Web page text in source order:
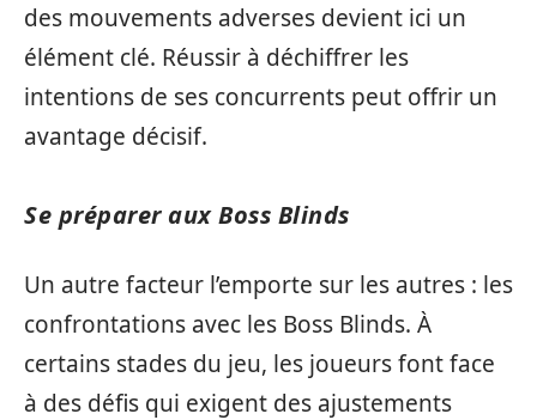
des mouvements adverses devient ici un
élément clé. Réussir à déchiffrer les
intentions de ses concurrents peut offrir un
avantage décisif.
Se préparer aux Boss Blinds
Un autre facteur l’emporte sur les autres : les
confrontations avec les Boss Blinds. À
certains stades du jeu, les joueurs font face
à des défis qui exigent des ajustements